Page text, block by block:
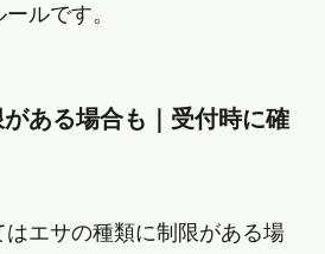
ルです。
ある場合も｜受付時に確
エサの種類に制限がある場